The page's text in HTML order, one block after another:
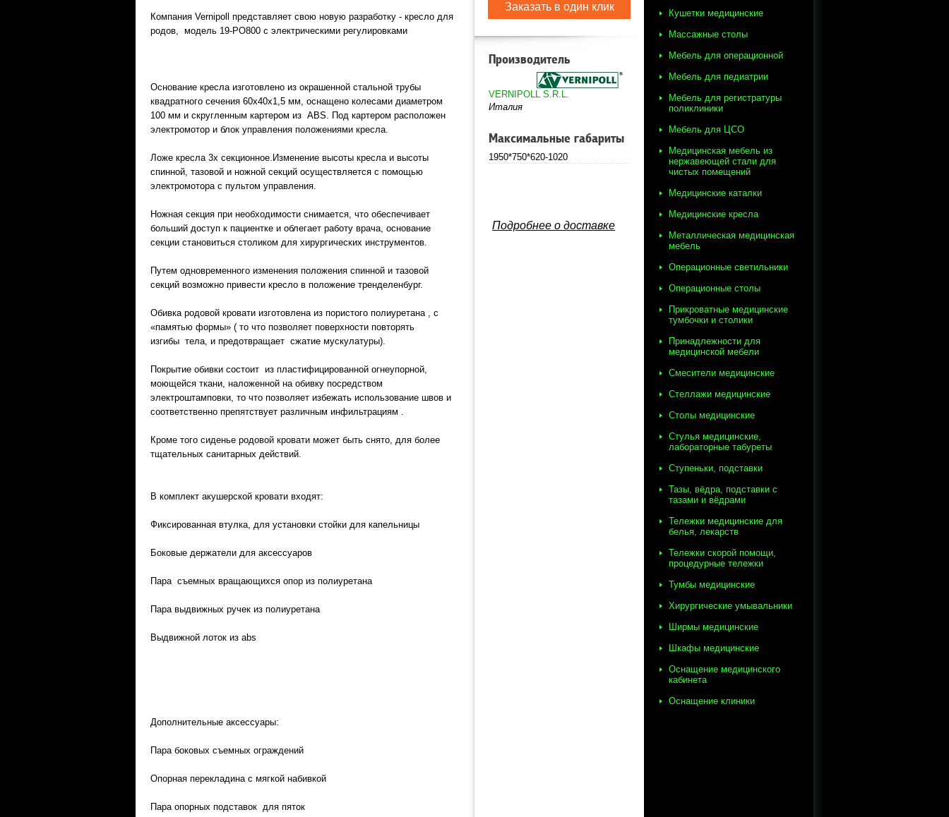
Компания Vernipoll представляет свою новую разработку - кресло для
родов, модель 19-РО800 с электрическими регулировками
Основание кресла изготовлено из окрашенной стальной трубы
квадратного сечения 60x40x1,5 мм, оснащено колесами диаметром
100 мм и скругленным картером из ABS. Под картером расположен
электромотор и блок управления положениями кресла.
Ложе кресла 3х секционное.Изменение высоты кресла и высоты
спинной, тазовой и ножной секций осуществляется с помощью
электромотора с пультом управления.
Ножная секция при необходимости снимается, что обеспечивает
больший доступ к пациентке и облегает работу врача, основание
секции становиться столиком для хирургических инструментов.
Путем одновременного изменения положения спинной и тазовой
секций возможно привести кресло в положение тренделенбург.
Обивка родовой кровати изготовлена из пористого полиуретана , с
«памятью формы» ( то что позволяет поверхности повторять
изгибы тела, и предотвращает сжатие мускулатуры).
Покрытие обивки состоит из пластифицированной огнеупорной,
моющейся ткани, наложенной на обивку посредством
электроштамповки, то что позволяет избежать использование швов и
соответственно препятствует различным инфильтрациям .
Кроме того сиденье родовой кровати может быть снято, для более
тщательных санитарных действий.
В комплект акушерской кровати входят:
Фиксированная втулка, для установки стойки для капельницы
Боковые держатели для аксессуаров
Пара съемных вращающихся опор из полиуретана
Пара выдвижных ручек из полиуретана
Выдвижной лоток из abs
Дополнительные аксессуары:
Пара боковых съемных ограждений
Опорная перекладина с мягкой набивкой
Пара опорных подставок для пяток
Заказать в один клик
Производитель
VERNIPOLL S.R.L.
Италия
Максимальные габариты
1950*750*620-1020
Подробнее о доставке
Кушетки медицинские
Массажные столы
Мебель для операционной
Мебель для педиатрии
Мебель для регистратуры
поликлиники
Мебель для ЦСО
Медицинская мебель из
нержавеющей стали для
чистых помещений
Медицинские каталки
Медицинские кресла
Металлическая медицинская
мебель
Операционные светильники
Операционные столы
Прикроватные медицинские
тумбочки и столики
Принадлежности для
медицинской мебели
Смесители медицинские
Стеллажи медицинские
Столы медицинские
Стулья медицинские,
лабораторные табуреты
Ступеньки, подставки
Тазы, вёдра, подставки с
тазами и вёдрами
Тележки медицинские для
белья, лекарств
Тележки скорой помощи,
процедурные тележки
Тумбы медицинские
Хирургические умывальники
Ширмы медицинские
Шкафы медицинские
Оснащение медицинского
кабинета
Оснащение клиники